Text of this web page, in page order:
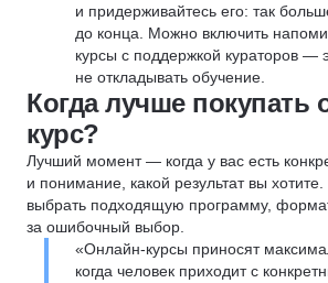
и придерживайтесь его: так
до конца. Можно включить
курсы с поддержкой кураторов —
не откладывать обучение.
Когда лучше покупать
курс?
Лучший момент — когда у вас есть
и понимание, какой результат вы
выбрать подходящую программу,
за ошибочный выбор.
«Онлайн-курсы приносят
когда человек приходит с